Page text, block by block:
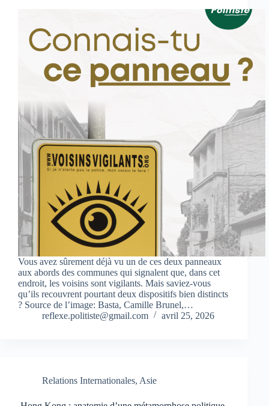
Vous avez sûrement déjà vu un de ces deux panneaux
aux abords des communes qui signalent que, dans cet
endroit, les voisins sont vigilants. Mais saviez-vous
qu’ils recouvrent pourtant deux dispositifs bien distincts
? Source de l’image: Basta, Camille Brunel,…
reflexe.politiste@gmail.com
avril 25, 2026
Relations Internationales, Asie